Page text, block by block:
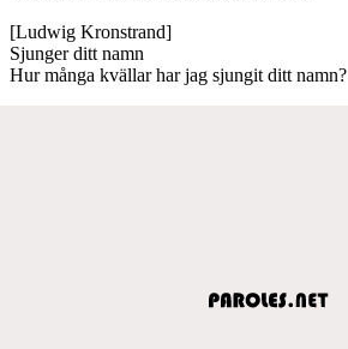
[Ludwig Kronstrand]
Sjunger ditt namn
Hur många kvällar har jag sjungit ditt namn?